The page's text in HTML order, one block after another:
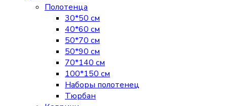
Полотенца
30*50 см
40*60 см
50*70 см
50*90 см
70*140 см
100*150 см
Наборы полотенец
Тюрбан